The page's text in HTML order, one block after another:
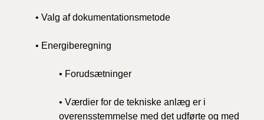
• Valg af dokumentationsmetode
• Energiberegning
• Forudsætninger
• Værdier for de tekniske anlæg er i
overensstemmelse med det udførte og med